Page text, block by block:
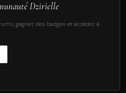
Dzirielle
gagnez des badges et accédez à